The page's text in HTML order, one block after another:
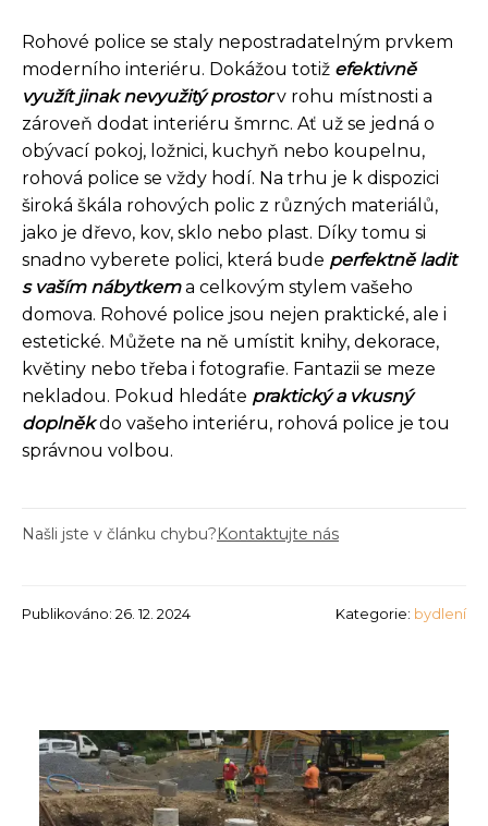
Rohové police se staly nepostradatelným prvkem
moderního interiéru. Dokážou totiž efektivně
využít jinak nevyužitý prostorv rohu místnosti a
zároveň dodat interiéru šmrnc. Ať už se jedná o
obývací pokoj, ložnici, kuchyň nebo koupelnu,
rohová police se vždy hodí. Na trhu je k dispozici
široká škála rohových polic z různých materiálů,
jako je dřevo, kov, sklo nebo plast. Díky tomu si
snadno vyberete polici, která bude perfektně ladit
s vaším nábytkema celkovým stylem vašeho
domova. Rohové police jsou nejen praktické, ale i
estetické. Můžete na ně umístit knihy, dekorace,
květiny nebo třeba i fotografie. Fantazii se meze
nekladou. Pokud hledáte praktický a vkusný
doplněkdo vašeho interiéru, rohová police je tou
správnou volbou.
Našli jste v článku chybu?Kontaktujte nás
Publikováno: 26. 12. 2024 Kategorie: bydlení